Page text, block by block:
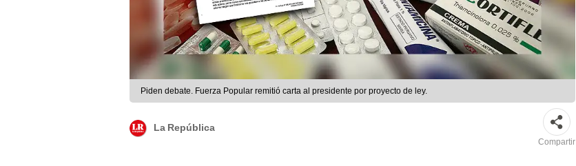
Piden debate. Fuerza Popular remitió carta al presidente por proyecto de ley.
La República
Compartir